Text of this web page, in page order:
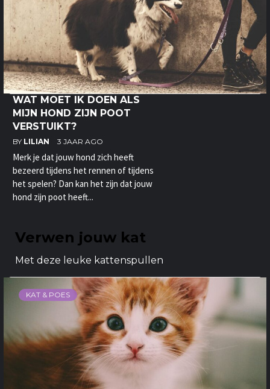
WAT MOET IK DOEN ALS
MIJN HOND ZIJN POOT
VERSTUIKT?
BY LILIAN 3 JAAR AGO
Merk je dat jouw hond zich heeft
bezeerd tijdens het rennen of tijdens
het spelen? Dan kan het zijn dat jouw
hond zijn poot heeft...
Verwen jouw kat
Met deze leuke kattenspullen
KAT & POES